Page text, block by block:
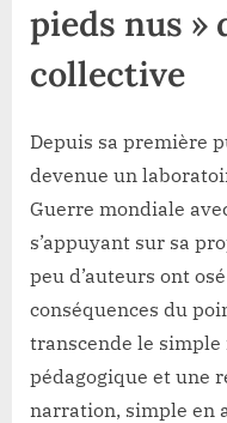
pieds nus »
collective
Depuis sa première
devenue un
Guerre mondiale
s’appuyant sur sa
peu d’auteurs ont
conséquences du
transcende le
pédagogique et une
narration, simple en